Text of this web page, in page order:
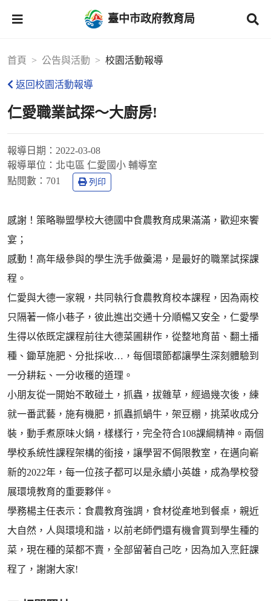
臺中市政府教育局
首頁 公告與活動 校園活動報導
返回校園活動報導
仁愛職業試探～大廚房!
報導日期： 2022-03-08
報導單位： 北屯區 仁愛國小 輔導室
點閱數： 701 列印
感謝！策略聯盟學校大德國中食農教育成果滿滿，歡迎來饗
宴；
感動！高年級參與的學生洗手做羹湯，是最好的職業試探課
程。
仁愛與大德一家親，共同執行食農教育校本課程，因為兩校
只隔著一條小巷子，彼此進出交通十分順暢又安全，仁愛學
生得以依既定課程前往大德菜圃耕作，從整地育苗、翻土播
種、鋤草施肥、分批採收…，每個環節都讓學生深刻體驗到
一分耕耘、一分收穫的道理。
小朋友從一開始不敢碰土，抓蟲，拔雜草，經過幾次後，練
就一番武藝，施有機肥，抓蟲抓蝸牛，架豆棚，挑菜收成分
裝，動手煮原味火鍋，樣樣行，完全符合108課綱精神。兩個
學校系統性課程架構的銜接，讓學習不侷限教室，在邁向嶄
新的2022年，每一位孩子都可以是永續小英雄，成為學校發
展環境教育的重要夥伴。
學務楊主任表示：食農教育強調，食材從產地到餐桌，親近
大自然，人與環境和諧，以前老師們還有機會買到學生種的
菜，現在種的菜都不賣，全部留著自己吃，因為加入烹飪課
程了，謝謝大家!